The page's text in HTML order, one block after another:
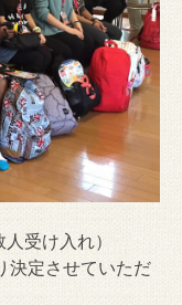
受け入れ）
決定させていただ